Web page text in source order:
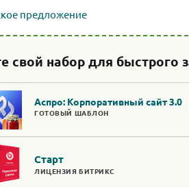
предложение
свой набор для быстрого
Аспро: Корпоративный сайт 3.0
ГОТОВЫЙ ШАБЛОН
Старт
ЛИЦЕНЗИЯ БИТРИКС